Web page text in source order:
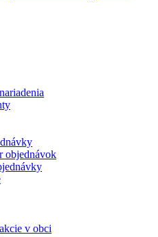
objednávok
v obci